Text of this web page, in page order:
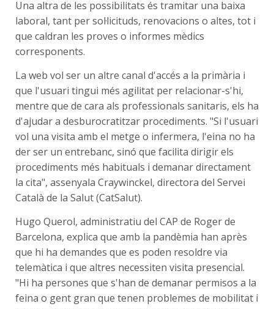
Una altra de les possibilitats és tramitar una baixa
laboral, tant per sol·licituds, renovacions o altes, tot i
que caldran les proves o informes mèdics
corresponents.
La web vol ser un altre canal d'accés a la primària i
que l'usuari tingui més agilitat per relacionar-s'hi,
mentre que de cara als professionals sanitaris, els ha
d'ajudar a desburocratitzar procediments. "Si l'usuari
vol una visita amb el metge o infermera, l'eina no ha
der ser un entrebanc, sinó que facilita dirigir els
procediments més habituals i demanar directament
la cita", assenyala Craywinckel, directora del Servei
Català de la Salut (CatSalut).
Hugo Querol, administratiu del CAP de Roger de
Barcelona, explica que amb la pandèmia han après
que hi ha demandes que es poden resoldre via
telemàtica i que altres necessiten visita presencial.
"Hi ha persones que s'han de demanar permisos a la
feina o gent gran que tenen problemes de mobilitat i